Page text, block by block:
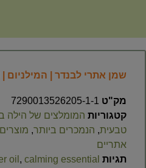
שמן אתרי לבנדר | המילניום | 100 מ”ל
מק"ט 7290013526205-1-1
קטגוריות המומלצים של הילה
טבעית, הנמכרים ביותר,
אתריים
תגיות
oil , calming essential